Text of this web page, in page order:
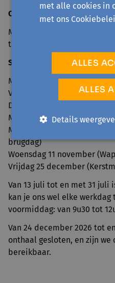
Openingsuren onthaal
Maandag tot en met vrijdag
tot 16u
Sluitingsdagen 2026
Maandag 6 april
Vrijdag 1 mei (Dag van de
Donderdag 14 en vrijdag 15
Maandag 25 mei
Maandag 20 en dinsdag 21
brugdag)
Woensdag 11 november
Vrijdag 25 december
Van 13 juli tot en met 31 juli
kan je ons wel elke
voormiddag: van 9u30 tot
Van 24 december 2026 tot
onthaal gesloten, en zijn
bereikbaar.
met alle cookies in
met ons
ALLES
ALLES
Details